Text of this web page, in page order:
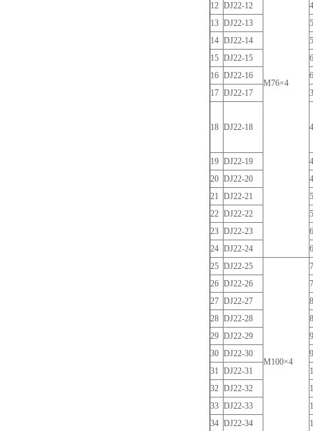
M76×4
12 DJ22-12
13 DJ22-13
14 DJ22-14
15 DJ22-15
16 DJ22-16
17 DJ22-17
18 DJ22-18
19 DJ22-19
20 DJ22-20
21 DJ22-21
22 DJ22-22
23 DJ22-23
24 DJ22-24
25 DJ22-25
M100×4
26 DJ22-26
27 DJ22-27
28 DJ22-28
29 DJ22-29
30 DJ22-30
31 DJ22-31
32 DJ22-32
33 DJ22-33
34 DJ22-34